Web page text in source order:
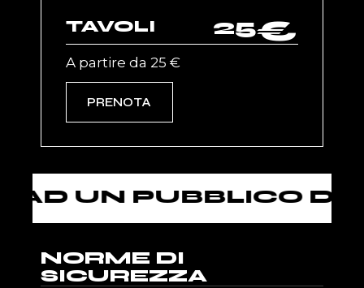
TAVOLI 25€
A partire da 25 €
PRENOTA
UN PUBBLICO DI ETÀ
NORME DI
SICUREZZA